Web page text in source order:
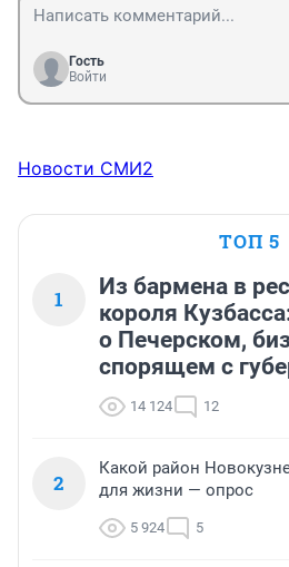
Гость
Войти
Новости СМИ2
ТОП 5
1
Из бармена в
короля
о Печерском,
спорящем с
14 124 12
2
Какой район
для жизни — опрос
5 924 5